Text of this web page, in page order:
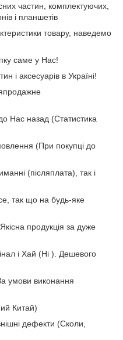
частин, комплектуючих,
і планшетів
товару, наведемо
саме у Нас!
і аксесуарів в Україні!
Нас назад (Статистика
(При покупці до
(післяплата), так і
так що на будь-яке
продукція за дуже
і Хай (Hi ). Дешевого
умови виконання
Китай)
дефекти (Сколи,